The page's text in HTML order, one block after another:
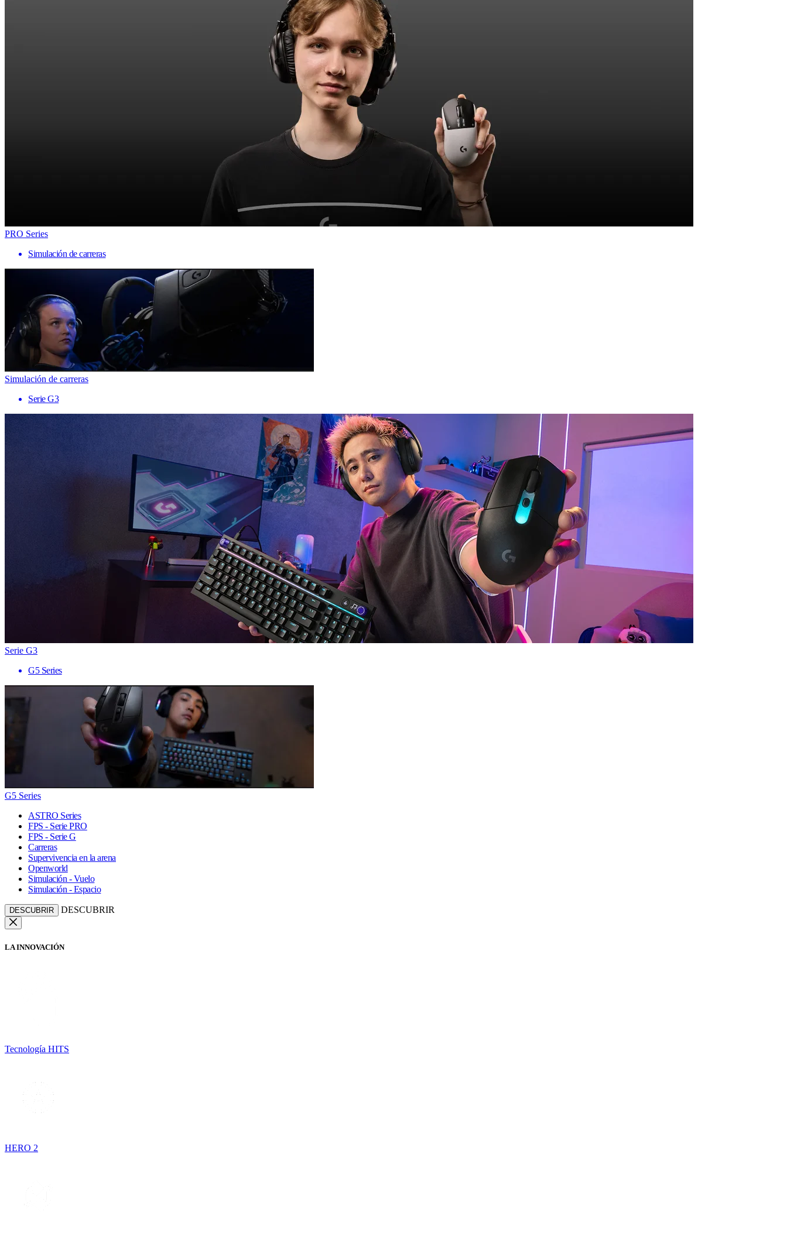
PRO Series
Simulación de carreras
Simulación de carreras
Serie G3
Serie G3
G5 Series
G5 Series
ASTRO Series
FPS - Serie PRO
FPS - Serie G
Carreras
Supervivencia en la arena
Openworld
Simulación - Vuelo
Simulación - Espacio
DESCUBRIR DESCUBRIR
LA INNOVACIÓN
Tecnología HITS
HERO 2